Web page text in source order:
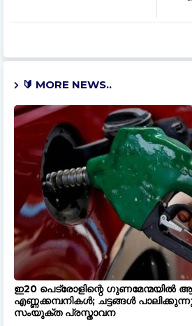
🔰 MORE NEWS..
ഇ20 പെട്രോളിന്റെ ഗുണമേന്മയിൽ
എണ്ണക്കമ്പനികൾ; ചട്ടങ്ങൾ
സംയുക്ത പ്രസ്താവന